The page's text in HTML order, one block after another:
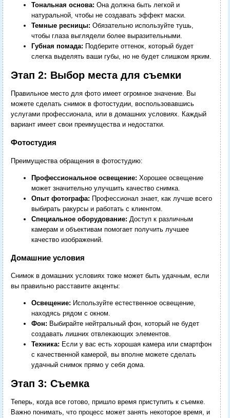
Тональная основа: Она должна быть легкой и
натуральной, чтобы не создавать эффект маски.
Темные ресницы: Обязательно используйте тушь,
чтобы глаза выглядели более выразительными.
Губная помада: Подберите оттенок, который будет
слегка выделять ваши губы, но не будет слишком ярким.
Этап 2: Выбор места для съемки
Правильное место для фото имеет огромное значение. Вы
можете сделать снимок в фотостудии, воспользовавшись
услугами профессионала, или в домашних условиях. Каждый
вариант имеет свои преимущества и недостатки.
Фотостудия
Преимущества обращения в фотостудию:
Профессиональное освещение: Хорошее освещение
может значительно улучшить качество снимка.
Опыт фотографа: Профессионал знает, как лучше всего
выбирать ракурсы и работать с клиентом.
Специальное оборудование: Доступ к различным
камерам и объективам помогает получить лучшее
качество изображений.
Домашние условия
Снимок в домашних условиях тоже может быть удачным, если
вы правильно расставите акценты:
Освещение: Используйте естественное освещение,
находясь рядом с окном.
Фон: Выбирайте нейтральный фон, который не будет
создавать лишних отвлекающих элементов.
Техника: Если у вас есть хорошая камера или смартфон
с качественной камерой, вы вполне можете сделать
удачный снимок прямо у себя дома.
Этап 3: Съемка
Теперь, когда все готово, пришло время приступить к съемке.
Важно понимать, что процесс может занять некоторое время, и